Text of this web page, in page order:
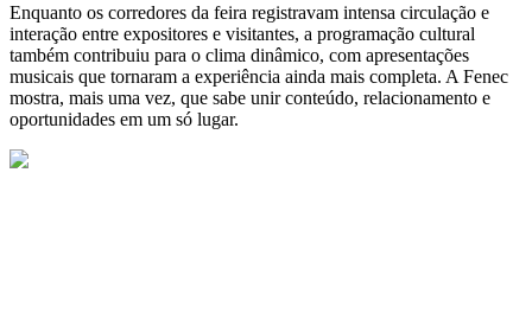
Enquanto os corredores da feira registravam intensa circulação e
interação entre expositores e visitantes, a programação cultural
também contribuiu para o clima dinâmico, com apresentações
musicais que tornaram a experiência ainda mais completa. A Fenec
mostra, mais uma vez, que sabe unir conteúdo, relacionamento e
oportunidades em um só lugar.